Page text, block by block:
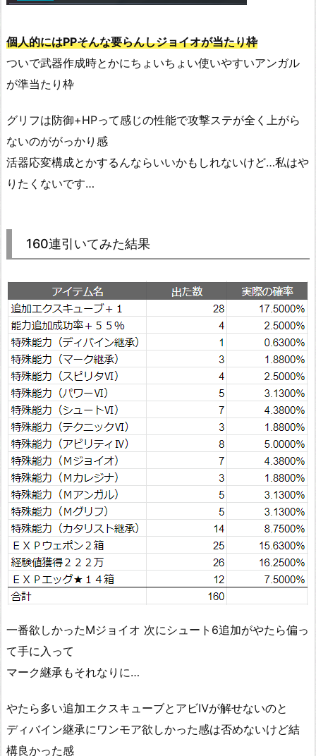
個人的にはPPそんな要らんしジョイオが当たり枠
ついで武器作成時とかにちょいちょい使いやすいアンガル
が準当たり枠
グリフは防御+HPって感じの性能で攻撃ステが全く上がら
ないのががっかり感
活器応変構成とかするんならいいかもしれないけど…私はや
りたくないです…
160連引いてみた結果
一番欲しかったMジョイオ 次にシュート6追加がやたら偏っ
て手に入って
マーク継承もそれなりに…
やたら多い追加エクスキューブとアビⅣが解せないのと
ディバイン継承にワンモア欲しかった感は否めないけど結
構良かった感